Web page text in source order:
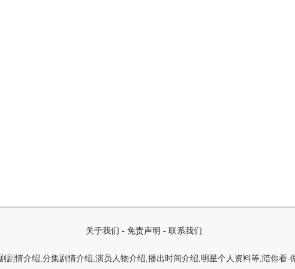
关于我们 - 免责声明 - 联系我们
剧情介绍,分集剧情介绍,演员人物介绍,播出时间介绍,明星个人资料等,陪你看-